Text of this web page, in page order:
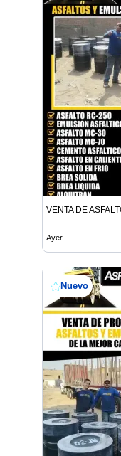
VENTA DE
Ayer
Nuevo